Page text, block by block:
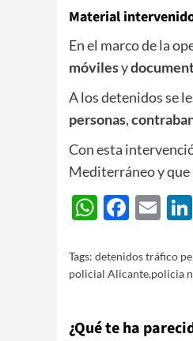
Material
En el marco de la
móvilesy
A los detenidos se
personas,
Con esta
Mediterráneo y que
Tags: detenidos tráfico
policial Alicante,policia
¿Qué te ha